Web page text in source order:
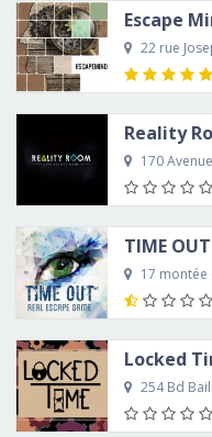
Escape
22 rue
Reality
170
TIME
17 montée
Locked
254 Bd